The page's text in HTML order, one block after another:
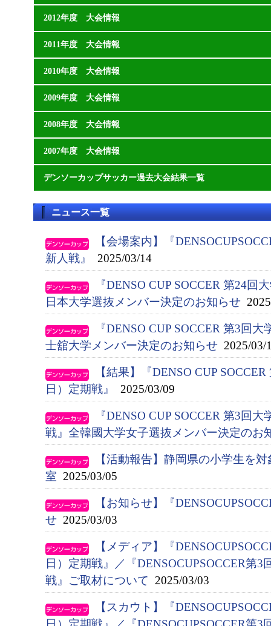
2012年度 大会情報
2011年度 大会情報
2010年度 大会情報
2009年度 大会情報
2008年度 大会情報
2007年度 大会情報
デンソーカップサッカー過去大会結果一覧
ニュース一覧
【会場案内】『
新人戦』
2025/03/14
『DENSO CUP SOCCER 第24回
日本大学選抜メンバー決定のお知らせ
『DENSO CUP SOCCER 第3回
士舘大学メンバー決定のお知らせ 2025/03/
【結果】『DENSO CUP
日）定期戦』
2025/03/09
『DENSO CUP SOCCER 第3回
戦』全韓國大学女子選抜メンバー決定のお
【活動報告】静岡県の小学生を
室 2025/03/05
【お知らせ】『
せ 2025/03/03
【メディア】『
日）定期戦』／『DENSOCUPSOCCER第
戦』ご取材について 2025/03/03
【スカウト】『